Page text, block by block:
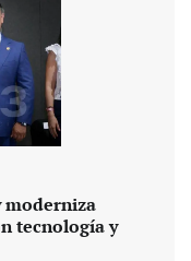
moderniza
tecnología y